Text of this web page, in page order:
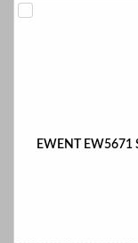
EWENT EW5671